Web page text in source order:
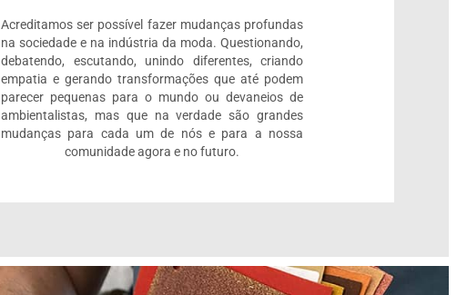
Acreditamos ser possível fazer mudanças profundas
na sociedade e na indústria da moda. Questionando,
debatendo, escutando, unindo diferentes, criando
empatia e gerando transformações que até podem
parecer pequenas para o mundo ou devaneios de
ambientalistas, mas que na verdade são grandes
mudanças para cada um de nós e para a nossa
comunidade agora e no futuro.